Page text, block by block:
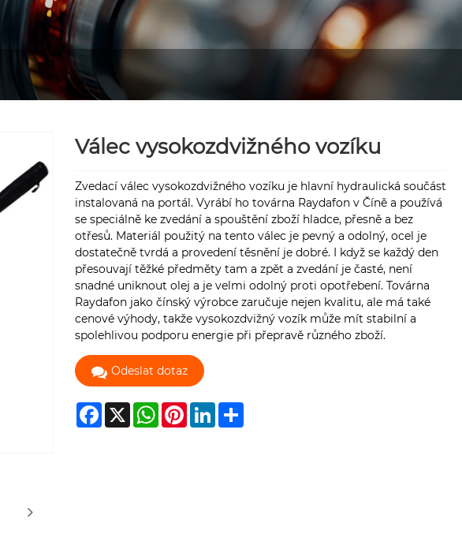
Válec vysokozdvižného vozíku
Zvedací válec vysokozdvižného vozíku je hlavní hydraulická součást
instalovaná na portál. Vyrábí ho továrna Raydafon v Číně a používá
se speciálně ke zvedání a spouštění zboží hladce, přesně a bez
otřesů. Materiál použitý na tento válec je pevný a odolný, ocel je
dostatečně tvrdá a provedení těsnění je dobré. I když se každý den
přesouvají těžké předměty tam a zpět a zvedání je časté, není
snadné uniknout olej a je velmi odolný proti opotřebení. Továrna
Raydafon jako čínský výrobce zaručuje nejen kvalitu, ale má také
cenové výhody, takže vysokozdvižný vozík může mít stabilní a
spolehlivou podporu energie při přepravě různého zboží.
Odeslat dotaz
Facebook
X WhatsApp
PinterestLinkedInShare